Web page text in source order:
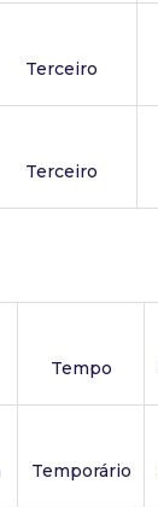
Terceiro
Terceiro
Tempo
Temporário